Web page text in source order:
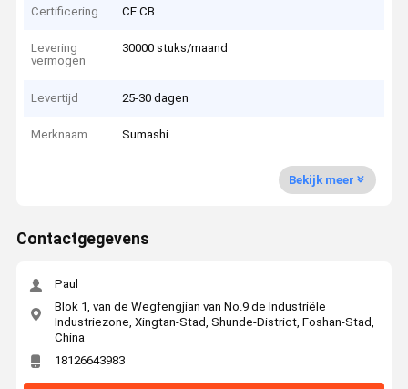
Certificering CE CB
Levering
vermogen
30000 stuks/maand
Levertijd 25-30 dagen
Merknaam Sumashi
Bekijk meer
Contactgegevens
Paul
Blok 1, van de Wegfengjian van No.9 de Industriële
Industriezone, Xingtan-Stad, Shunde-District, Foshan-Stad,
China
18126643983